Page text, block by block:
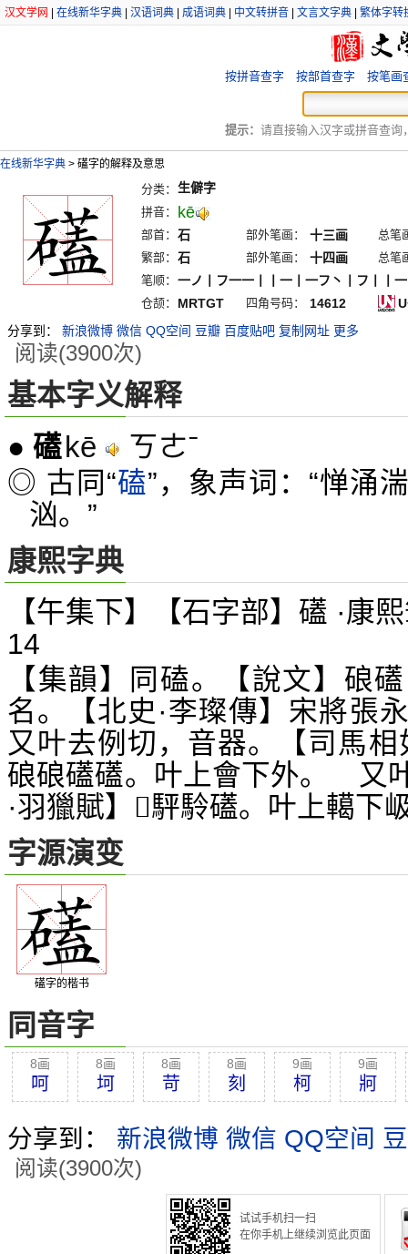
汉文学网 在线新华字典 汉语词典 成语词典 中文转拼音 文言文字典 繁体字转
按拼音查字 按部首查字 按笔画
提示： 请直接输入汉字或拼音查询
在线新华字典 > 礚字的解释及意思
分类： 生僻字
拼音： kē
部首： 石 部外笔画： 十三画
总笔
繁部： 石 部外笔画： 十四画
总笔
笔顺： 一ノ丨フ一一丨丨一丨一フ丶丨フ丨丨一
仓颉： MRTGT 四角号码： 14612
分享到：
新浪微博 微信 QQ空间 豆瓣 百度贴吧 复制网址 更多
阅读(3900次)
基本字义解释
● 礚kē ㄎㄜˉ
◎ 古同“磕”，象声词：“惮涌
汹。”
康熙字典
【午集下】【石字部】礚 ·康
14
【集韻】同磕。【說文】硠
名。【北史·李璨傳】宋將
又叶去例切，音器。【司馬
硠硠礚礚。叶上會下外。 又
·羽獵賦】 𩦿駍駖礚。叶上轕下
字源演变
礚字的楷书
同音字
8画
呵
8画
坷
8画
苛
8画
刻
9画
柯
9画
牁
分享到： 新浪微博 微信 QQ空间
阅读(3900次)
试试手机扫一扫
在你手机上继续浏览此页面